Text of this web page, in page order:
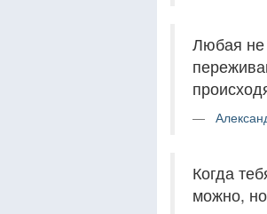
Любая не
Когда
можно,